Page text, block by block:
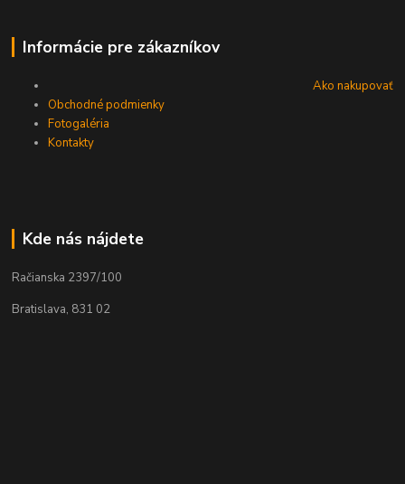
Informácie pre zákazníkov
Ako nakupovať
Obchodné podmienky
Fotogaléria
Kontakty
Kde nás nájdete
Račianska 2397/100
Bratislava, 831 02